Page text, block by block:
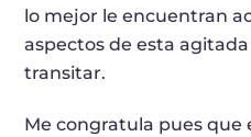
lo mejor le encuentran
aspectos de esta
transitar.
Me congratula pues que